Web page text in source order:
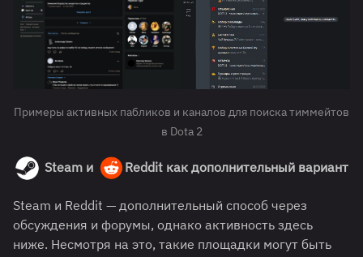
Примеры активных пабликов и каналов для поиска тиммейтов
в Dota 2
Steam и Reddit как дополнительный вариант
Steam и Reddit — дополнительный способ через
обсуждения и форумы, однако активность здесь
ниже. Несмотря на это, такие площадки могут быть